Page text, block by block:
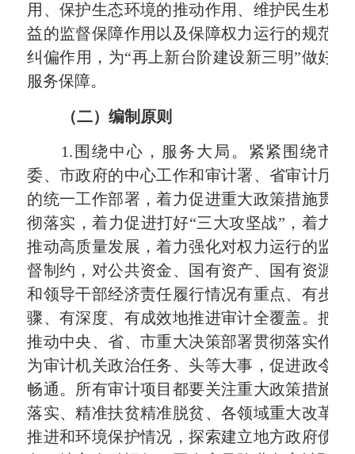
用、保护生态环境的推动作用、维护民生权
益的监督保障作用以及保障权力运行的规范
纠偏作用，为“再上新台阶建设新三明”做好
服务保障。
（二）编制原则
1. 围绕中心，服务大局。紧紧围绕市
委、市政府的中心工作和审计署、省审计厅
的统一工作部署，着力促进重大政策措施贯
彻落实，着力促进打好“三大攻坚战”，着力
推动高质量发展，着力强化对权力运行的监
督制约，对公共资金、国有资产、国有资源
和领导干部经济责任履行情况有重点、有步
骤、有深度、有成效地推进审计全覆盖。把
推动中央、省、市重大决策部署贯彻落实作
为审计机关政治任务、头等大事，促进政令
畅通。所有审计项目都要关注重大政策措施
落实、精准扶贫精准脱贫、各领域重大改革
推进和环境保护情况，探索建立地方政府债